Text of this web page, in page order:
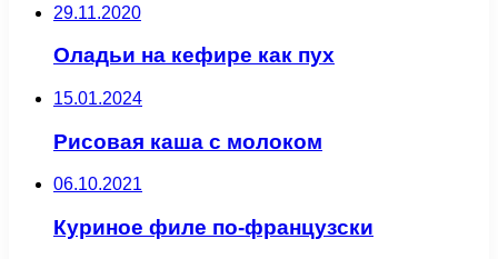
29.11.2020
Оладьи на кефире как пух
15.01.2024
Рисовая каша с молоком
06.10.2021
Куриное филе по-французски